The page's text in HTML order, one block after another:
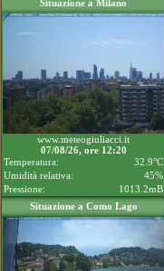
Situazione a Milano
www.meteogiuliacci.it
07/08/26, ore 12:20
Temperatura:
32.9°C
Umidità relativa:
45%
Pressione:
1013.2mB
Situazione a Como Lago